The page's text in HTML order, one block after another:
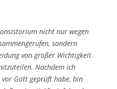
nicht nur wegen
sondern
von großer Wichtigkeit
Nachdem ich
Gott geprüft habe, bin